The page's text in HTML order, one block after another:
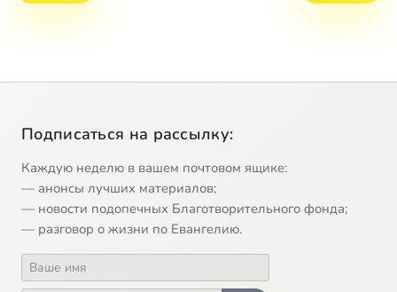
Подписаться на рассылку:
Каждую неделю в вашем почтовом ящике:
— анонсы лучших материалов;
— новости подопечных Благотворительного фонда;
— разговор о жизни по Евангелию.